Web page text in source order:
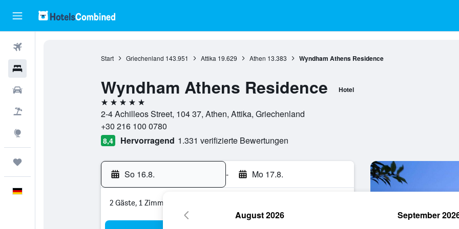
Start Griechenland 143.951 Attika 19.629 Athen 13.383 Wyndham Athens Residence
Wyndham Athens Residence Hotel
5 Sterne
2-4 Achilleos Street, 104 37, Athen, Attika, Griechenland
+30 216 100 0780
8,4 Hervorragend 1.331 verifizierte Bewertungen
So 16.8. - Mo 17.8.
2 Gäste, 1 Zimmer
August 2026 September